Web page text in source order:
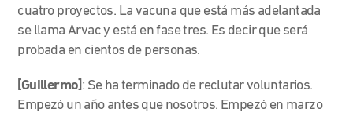
cuatro proyectos. La vacuna que está más adelantada
se llama Arvac y está en fase tres. Es decir que será
probada en cientos de personas.
[Guillermo] : Se ha terminado de reclutar voluntarios.
Empezó un año antes que nosotros. Empezó en marzo